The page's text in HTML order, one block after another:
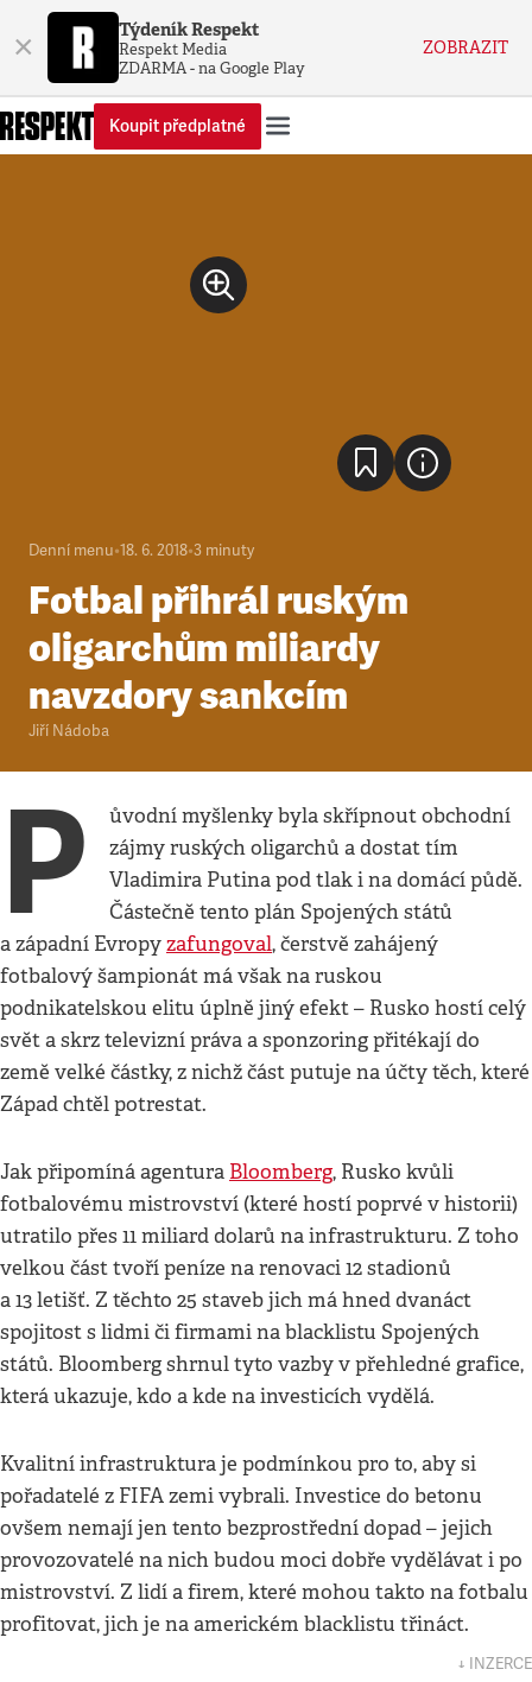
× Týdeník Respekt
Respekt Media
ZDARMA - na Google Play
ZOBRAZIT
Koupit předplatné
Denní menu•18. 6. 2018•3 minuty
Fotbal přihrál ruským
oligarchům miliardy
navzdory sankcím
Jiří Nádoba
P
ůvodní myšlenky byla skřípnout obchodní
zájmy ruských oligarchů a dostat tím
Vladimira Putina pod tlak i na domácí půdě.
Částečně tento plán Spojených států
a západní Evropyzafungoval, čerstvě zahájený
fotbalový šampionát má však na ruskou
podnikatelskou elitu úplně jiný efekt – Rusko hostí celý
svět a skrz televizní práva a sponzoring přitékají do
země velké částky, z nichž část putuje na účty těch, které
Západ chtěl potrestat.
Jak připomíná agentura Bloomberg, Rusko kvůli
fotbalovému mistrovství (které hostí poprvé v historii)
utratilo přes 11 miliard dolarů na infrastrukturu. Z toho
velkou část tvoří peníze na renovaci 12 stadionů
a 13 letišť. Z těchto 25 staveb jich má hned dvanáct
spojitost s lidmi či firmami na blacklistu Spojených
států. Bloomberg shrnul tyto vazby v přehledné grafice,
která ukazuje, kdo a kde na investicích vydělá.
Kvalitní infrastruktura je podmínkou pro to, aby si
pořadatelé z FIFA zemi vybrali. Investice do betonu
ovšem nemají jen tento bezprostřední dopad – jejich
provozovatelé na nich budou moci dobře vydělávat i po
mistrovství. Z lidí a firem, které mohou takto na fotbalu
profitovat, jich je na americkém blacklistu třináct.
↓ INZERCE